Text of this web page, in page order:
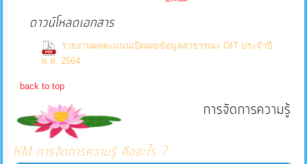
ข่าวสาร
ข้อมูล
การ
จัดการ
ดาวน์โหลดเอกสาร
รายงานผลคะแนนเปิดเผยข้อมูลสาธารณะ OIT ประจำปี
พ.ศ. 2564
back to top
การจัดการความรู้
KM การจัดการความรู้ คืออะไร ?